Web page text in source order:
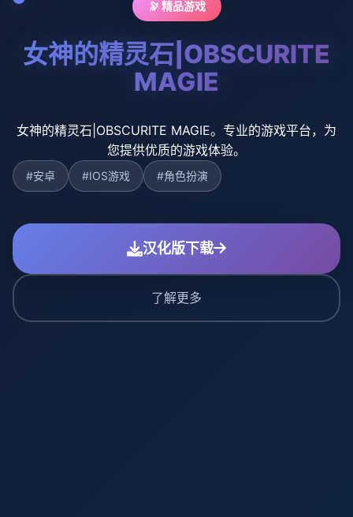
🔭 精品游戏
女神的精灵石|OBSCURITE
MAGIE
女神的精灵石|OBSCURITE MAGIE。专业的游戏平台，为
您提供优质的游戏体验。
#安卓 #IOS游戏 #角色扮演
汉化版下载
了解更多